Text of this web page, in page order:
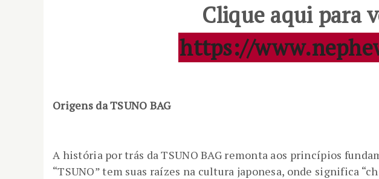
Clique aqui para
https://
Origens da TSUNO BAG
A história por trás da TSUNO BAG remonta aos princípios
“TSUNO” tem suas raízes na cultura japonesa, onde significa